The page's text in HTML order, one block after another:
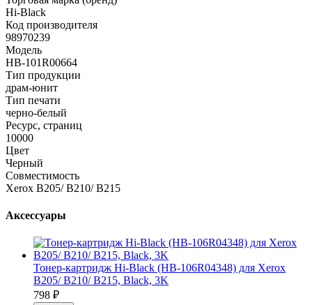
Hi-Black
Код производителя
98970239
Модель
HB-101R00664
Тип продукции
драм-юнит
Тип печати
черно-белый
Ресурс, страниц
10000
Цвет
Черный
Совместимость
Xerox B205/ B210/ B215
Аксессуары
Тонер-картридж Hi-Black (HB-106R04348) для Xerox
B205/ B210/ B215, Black, 3K
798 ₽